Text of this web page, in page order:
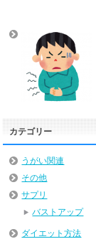
カテゴリー
うがい関連
その他
サプリ
バストアップ
ダイエット方法